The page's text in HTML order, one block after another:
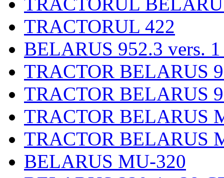
TRACTORUL 422
BELARUS 952.3 vers.
TRACTOR BELARUS
TRACTOR BELARUS
TRACTOR BELARUS
TRACTOR BELARUS
BELARUS MU-320